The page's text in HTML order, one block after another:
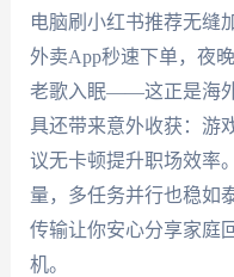
电脑刷小红书推荐无缝
外卖App秒速下单，夜
老歌入眠——这正是海
具还带来意外收获：游
议无卡顿提升职场效率
量，多任务并行也稳
传输让你安心分享家庭
机。